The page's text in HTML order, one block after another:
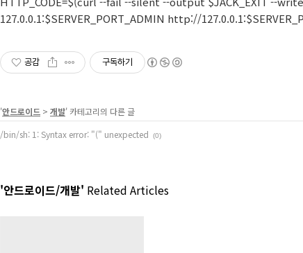
127.0.0.1:$SERVER_PORT_ADMIN http://
공감 구독하기
'안드로이드 > 개발' 카테고리의 다른 글
/bin/sh: 1: Syntax error: "(" unexpected
(0)
'안드로이드/개발' Related Articles